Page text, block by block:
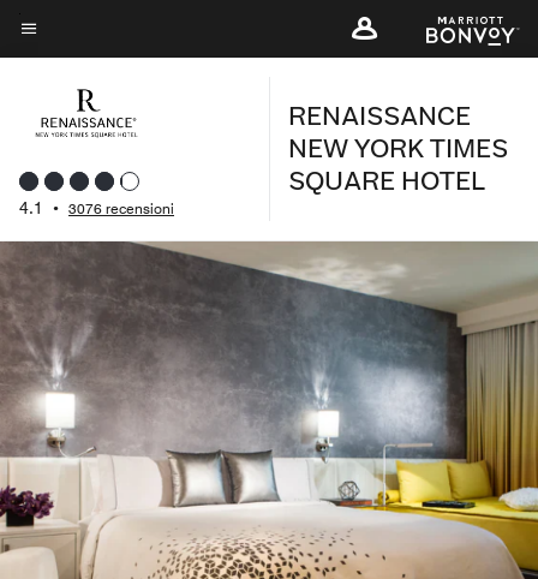
Skip
to
content
Testo del menu
4.1 • 3076 recensioni
RENAISSANCE
NEW YORK TIMES
SQUARE HOTEL